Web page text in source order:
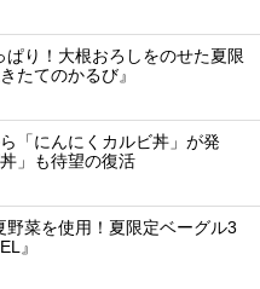
り！大根おろしをのせた夏限
たてのかるび』
「にんにくカルビ丼」が発
」も待望の復活
菜を使用！夏限定ベーグル3
』